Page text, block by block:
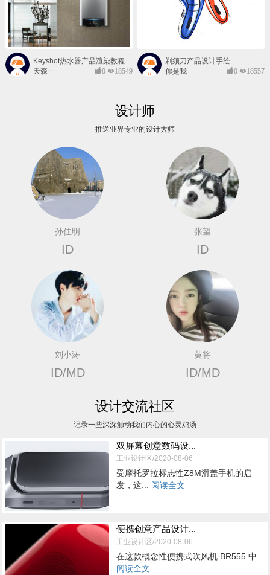
Keyshot热水器产品渲染教程
天森一
0 18549
剃须刀产品设计手绘
你是我
0 18557
设计师
推送业界专业的设计大师
孙佳明
ID
张望
ID
刘小涛
ID/MD
黄将
ID/MD
设计交流社区
记录一些深深触动我们内心的心灵鸡汤
双屏幕创意数码设...
工业设计区/2020-08-06
受摩托罗拉标志性Z8M滑盖手机的启
发，这... 阅读全文
便携创意产品设计...
工业设计区/2020-08-06
在这款概念性便携式吹风机 BR555 中...
阅读全文